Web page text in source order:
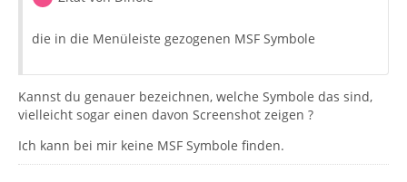
die in die Menüleiste gezogenen MSF Symbole
Kannst du genauer bezeichnen, welche Symbole das sind,
vielleicht sogar einen davon Screenshot zeigen ?
Ich kann bei mir keine MSF Symbole finden.